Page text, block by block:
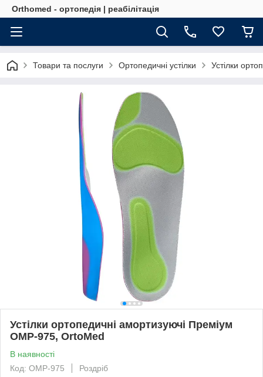
Orthomed - ортопедія | реабілітація
Товари та послуги Ортопедичні устілки Устілки
Устілки ортопедичні амортизуючі Преміум
OMP-975, OrtoMed
В наявності
Код: OMP-975
Роздріб